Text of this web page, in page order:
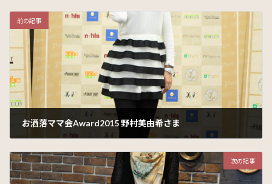
前の記事
お洒落ママ会Award2015 野村美由希さま
次の記事